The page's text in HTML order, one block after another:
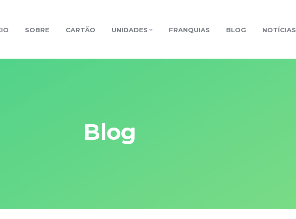
SOBRE CARTÃO UNIDADES FRANQUIAS BLOG NOTÍCIAS
Blog